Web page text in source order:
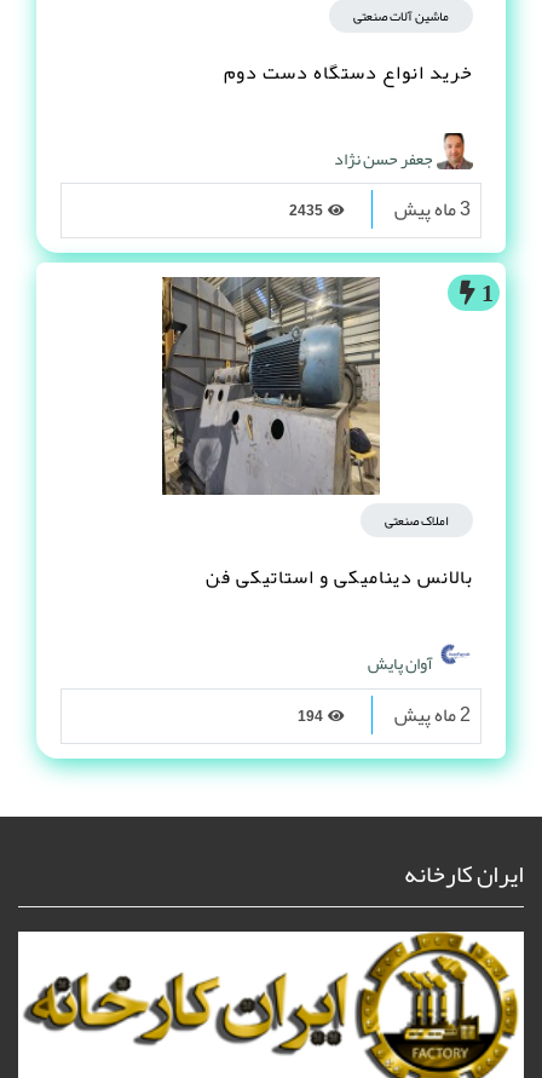
ماشین آلات صنعتی
خرید انواع دستگاه دست دوم
جعفر حسن نژاد
3 ماه پیش
1
املاک صنعتی
بالانس دینامیکی و استاتیکی فن
آوان پایش
2 ماه پیش
ایران کارخانه